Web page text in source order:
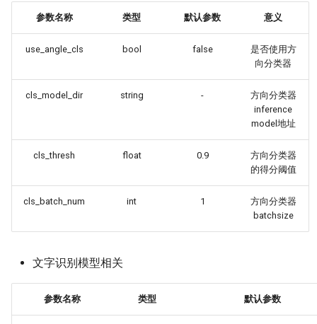
参数名称 类型 默认参数 意义
use_angle_cls bool false
是否使用方
向分类器
cls_model_dir string -
方向分类器
inference
model地址
cls_thresh float 0.9
方向分类器
的得分阈值
cls_batch_num int 1
方向分类器
batchsize
文字识别模型相关
参数名称 类型 默认参数